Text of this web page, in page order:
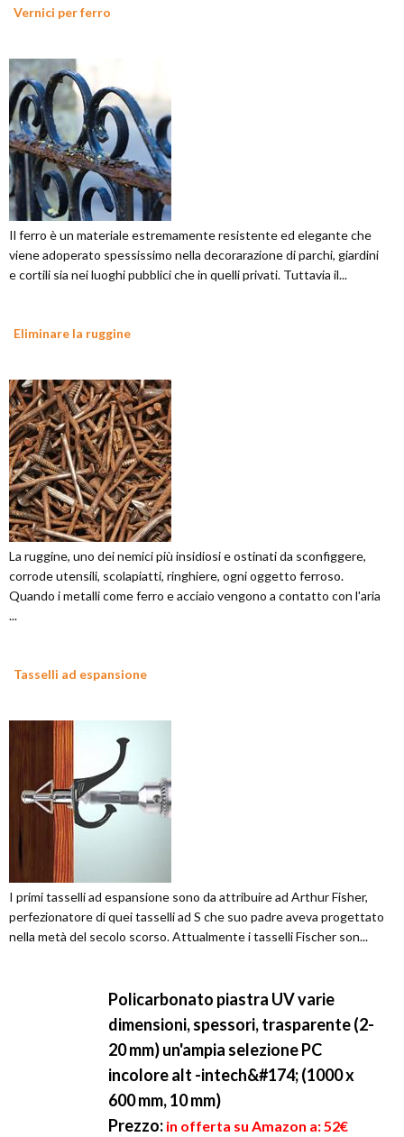
Vernici per ferro
Il ferro è un materiale estremamente resistente ed elegante che
viene adoperato spessissimo nella decorarazione di parchi, giardini
e cortili sia nei luoghi pubblici che in quelli privati. Tuttavia il...
Eliminare la ruggine
La ruggine, uno dei nemici più insidiosi e ostinati da sconfiggere,
corrode utensili, scolapiatti, ringhiere, ogni oggetto ferroso.
Quando i metalli come ferro e acciaio vengono a contatto con l'aria
...
Tasselli ad espansione
I primi tasselli ad espansione sono da attribuire ad Arthur Fisher,
perfezionatore di quei tasselli ad S che suo padre aveva progettato
nella metà del secolo scorso. Attualmente i tasselli Fischer son...
Policarbonato piastra UV varie
dimensioni, spessori, trasparente (2-
20 mm) un'ampia selezione PC
incolore alt -intech&#174; (1000 x
600 mm, 10 mm)
Prezzo: in offerta su Amazon a: 52€